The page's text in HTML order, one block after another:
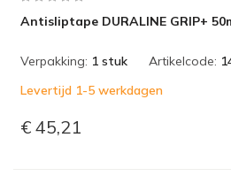
Antisliptape DURALINE GRIP+
Verpakking: 1 stuk Artikelcode:
Levertijd 1-5 werkdagen
€ 45,21